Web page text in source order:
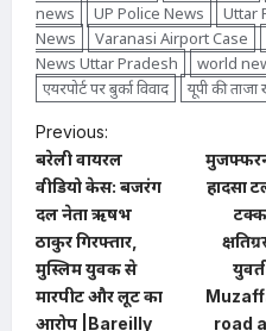
news
UP Police News
Uttar
News
Varanasi Airport Case
News Uttar Pradesh
world
एयरपोर्ट पर बुर्का विवाद
यूपी की
P
o
s
t
n
a
Previous:
बरेली वायरल
वीडियो केस: बजरंग
दल नेता ऋषभ
ठाकुर गिरफ्तार,
मुस्लिम युवक से
मारपीट और लूट का
आरोप |Bareilly
हादसा
road